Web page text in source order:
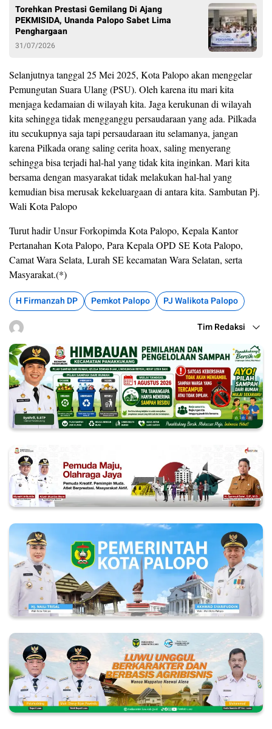
Torehkan Prestasi Gemilang Di Ajang
PEKMISIDA, Unanda Palopo Sabet Lima
Penghargaan
31/07/2026
Selanjutnya tanggal 25 Mei 2025, Kota Palopo akan menggelar
Pemungutan Suara Ulang (PSU). Oleh karena itu mari kita
menjaga kedamaian di wilayah kita. Jaga kerukunan di wilayah
kita sehingga tidak mengganggu persaudaraan yang ada. Pilkada
itu secukupnya saja tapi persaudaraan itu selamanya, jangan
karena Pilkada orang saling cerita hoax, saling menyerang
sehingga bisa terjadi hal-hal yang tidak kita inginkan. Mari kita
bersama dengan masyarakat tidak melakukan hal-hal yang
kemudian bisa merusak kekeluargaan di antara kita. Sambutan Pj.
Wali Kota Palopo
Turut hadir Unsur Forkopimda Kota Palopo, Kepala Kantor
Pertanahan Kota Palopo, Para Kepala OPD SE Kota Palopo,
Camat Wara Selata, Lurah SE kecamatan Wara Selatan, serta
Masyarakat.(*)
H Firmanzah DP Pemkot Palopo PJ Walikota Palopo
Tim Redaksi